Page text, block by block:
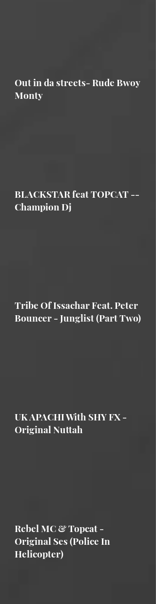
Out in da streets- Rude Bwoy
Monty
BLACKSTAR feat TOPCAT --
Champion Dj
Tribe Of Issachar Feat. Peter
Bouncer - Junglist (Part Two)
UK APACHI With SHY FX -
Original Nuttah
Rebel MC & Topcat -
Original Ses (Police In
Helicopter)